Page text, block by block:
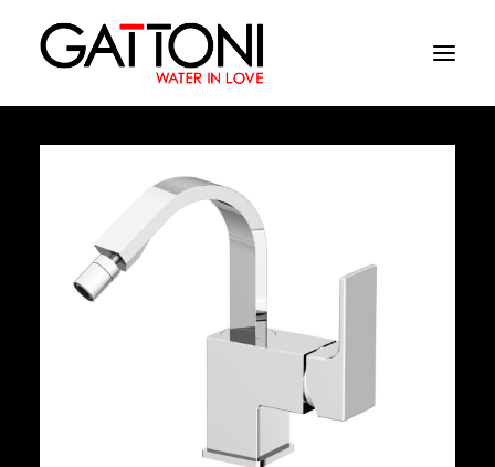
Productos